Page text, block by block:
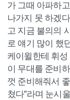
가 그때 아파하
나가지 못 하겠
고 지금 불의의
로 얘기 많이 했
케이윌한테 휘
이 무대를 준비
껏 준비해줘서
쳤다"라며 눈시